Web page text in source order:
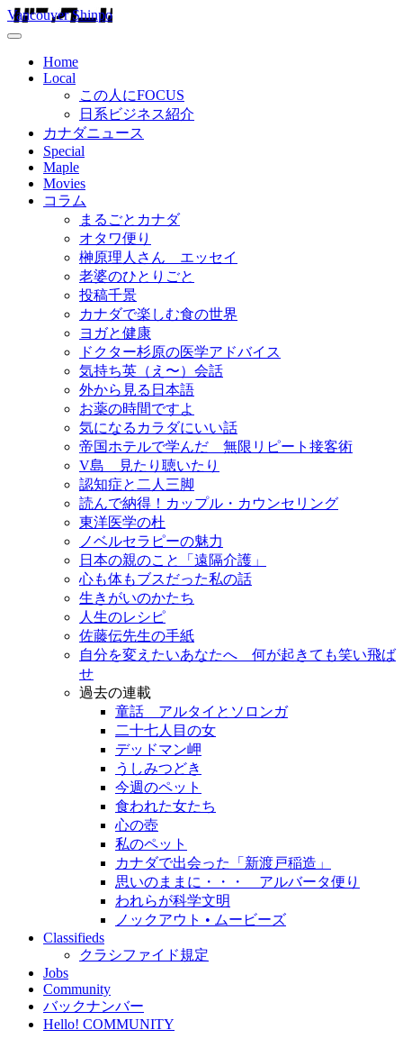
Vancouver Shinpo
Home
Local
この人にFOCUS
日系ビジネス紹介
カナダニュース
Special
Maple
Movies
コラム
まるごとカナダ
オタワ便り
榊原理人さん エッセイ
老婆のひとりごと
投稿千景
カナダで楽しむ食の世界
ヨガと健康
ドクター杉原の医学アドバイス
気持ち英（え〜）会話
外から見る日本語
お薬の時間ですよ
気になるカラダにいい話
帝国ホテルで学んだ 無限リピート接客術
V島 見たり聴いたり
認知症と二人三脚
読んで納得！カップル・カウンセリング
東洋医学の杜
ノベルセラピーの魅力
日本の親のこと「遠隔介護」
心も体もブスだった私の話
生きがいのかたち
人生のレシピ
佐藤伝先生の手紙
自分を変えたいあなたへ 何が起きても笑い飛ば
せ
過去の連載
童話 アルタイとソロンガ
二十七人目の女
デッドマン岬
うしみつどき
今週のペット
食われた女たち
心の壺
私のペット
カナダで出会った「新渡戸稲造」
思いのままに・・・ アルバータ便り
われらが科学文明
ノックアウト • ムービーズ
Classifieds
クラシファイド規定
Jobs
Community
バックナンバー
Hello! COMMUNITY